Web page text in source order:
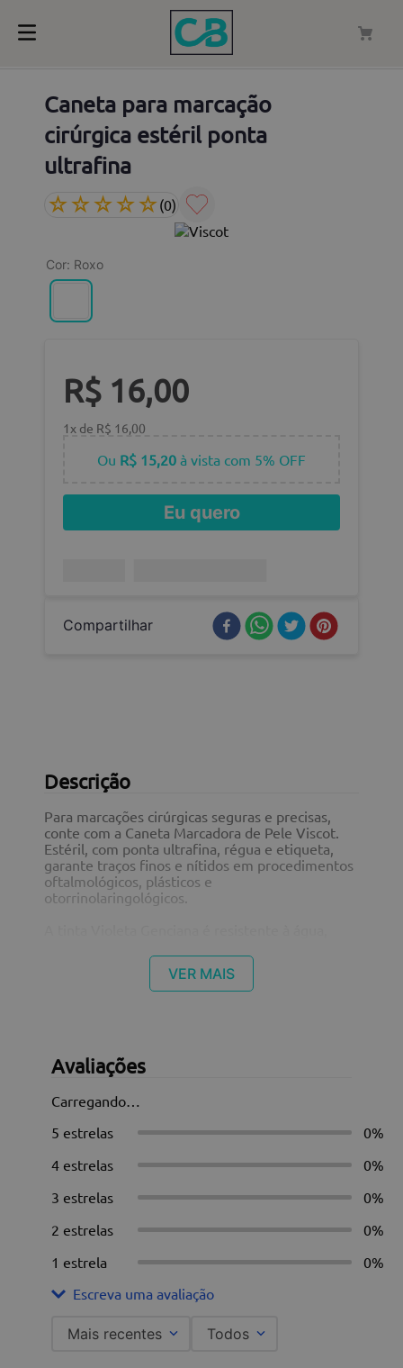
Caneta para marcação
cirúrgica estéril ponta
ultrafina
☆☆☆☆☆(0)
Cor: Roxo
R$ 16,00
1 x de R$ 16,00
Ou R$ 15,20 à vista com 5% OFF
Eu quero
Compartilhar
Descrição
Para marcações cirúrgicas seguras e precisas,
conte com a Caneta Marcadora de Pele Viscot.
Estéril, com ponta ultrafina, régua e etiqueta,
garante traços finos e nítidos em procedimentos
oftalmológicos, plásticos e
otorrinolaringológicos.
Iodo, mantendo a marcação visível durante todo
o procedimento e saindo gradualmente após
• Identificação de pontos em cirurgias gerais,
plásticas ou procedimentos estéticos.
Modelo:
1436SRL9 – Ponta Ultrafina 0,3mm, com régua e
9 etiquetas, estéril.
Mais precisão, segurança e praticidade na rotina
profissional. Confiança para quem faz da
qualidade um diferencial.
VER MAIS
Avaliações
Carregando…
5 estrelas
0%
4 estrelas
0%
3 estrelas
0%
2 estrelas
0%
1 estrela
0%
Escreva uma avaliação
Mais recentes Todos